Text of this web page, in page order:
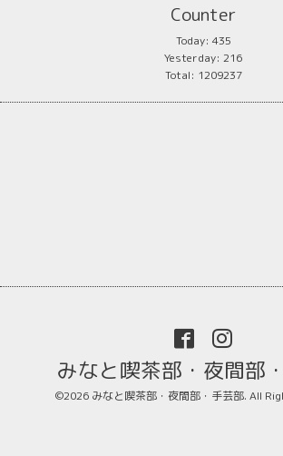
Counter
Today: 435
Yesterday: 216
Total: 1209237
みなと喫茶部・夜間部
©2026 みなと喫茶部・夜間部・手芸部. All